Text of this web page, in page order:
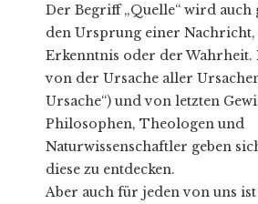
Der Begriff „Quelle“ wird auch
den Ursprung einer Nachricht,
Erkenntnis oder der Wahrheit.
von der Ursache aller
Ursache“) und von letzten
Philosophen, Theologen und
Naturwissenschaftler geben
diese zu entdecken.
Aber auch für jeden von uns